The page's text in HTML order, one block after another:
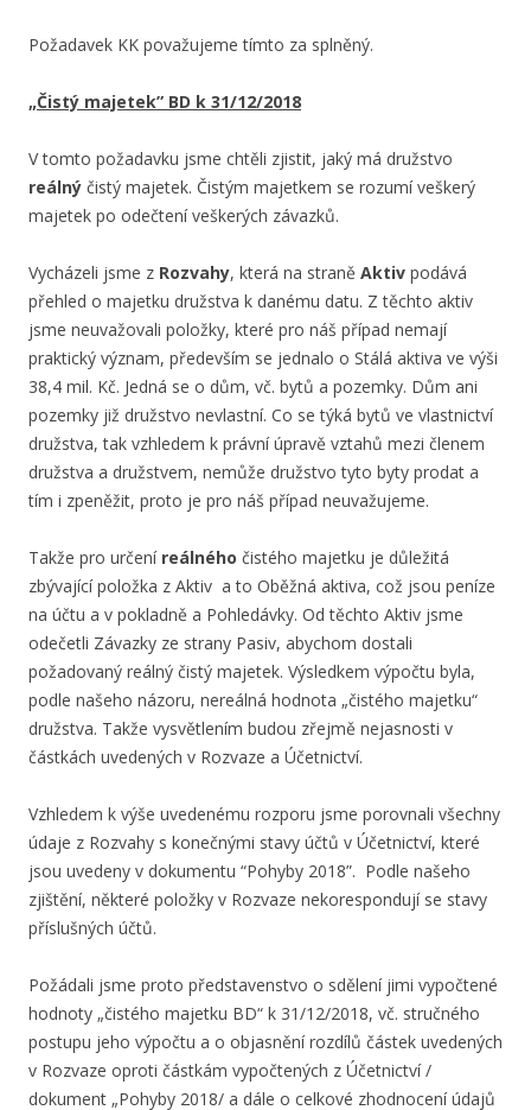
Požadavek KK považujeme tímto za splněný.
„Čistý majetek” BD k 31/12/2018
V tomto požadavku jsme chtěli zjistit, jaký má družstvo
reálný čistý majetek. Čistým majetkem se rozumí veškerý
majetek po odečtení veškerých závazků.
Vycházeli jsme z Rozvahy, která na straně Aktiv podává
přehled o majetku družstva k danému datu. Z těchto aktiv
jsme neuvažovali položky, které pro náš případ nemají
praktický význam, především se jednalo o Stálá aktiva ve výši
38,4 mil. Kč. Jedná se o dům, vč. bytů a pozemky. Dům ani
pozemky již družstvo nevlastní. Co se týká bytů ve vlastnictví
družstva, tak vzhledem k právní úpravě vztahů mezi členem
družstva a družstvem, nemůže družstvo tyto byty prodat a
tím i zpeněžit, proto je pro náš případ neuvažujeme.
Takže pro určení reálného čistého majetku je důležitá
zbývající položka z Aktiv a to Oběžná aktiva, což jsou peníze
na účtu a v pokladně a Pohledávky. Od těchto Aktiv jsme
odečetli Závazky ze strany Pasiv, abychom dostali
požadovaný reálný čistý majetek. Výsledkem výpočtu byla,
podle našeho názoru, nereálná hodnota „čistého majetku“
družstva. Takže vysvětlením budou zřejmě nejasnosti v
částkách uvedených v Rozvaze a Účetnictví.
Vzhledem k výše uvedenému rozporu jsme porovnali všechny
údaje z Rozvahy s konečnými stavy účtů v Účetnictví, které
jsou uvedeny v dokumentu “Pohyby 2018”. Podle našeho
zjištění, některé položky v Rozvaze nekorespondují se stavy
příslušných účtů.
Požádali jsme proto představenstvo o sdělení jimi vypočtené
hodnoty „čistého majetku BD“ k 31/12/2018, vč. stručného
postupu jeho výpočtu a o objasnění rozdílů částek uvedených
v Rozvaze oproti částkám vypočtených z Účetnictví /
dokument „Pohyby 2018/ a dále o celkové zhodnocení údajů